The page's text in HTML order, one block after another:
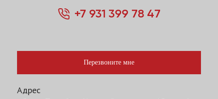
+7 931 399 78 47
Перезвоните мне
Адрес